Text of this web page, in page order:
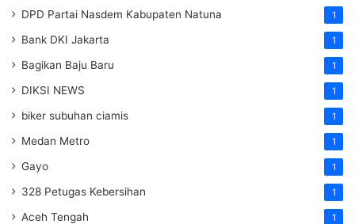
DPD Partai Nasdem Kabupaten Natuna 1
Bank DKI Jakarta 1
Bagikan Baju Baru 1
DIKSI NEWS 1
biker subuhan ciamis 1
Medan Metro 1
Gayo 1
328 Petugas Kebersihan 1
Aceh Tengah 1